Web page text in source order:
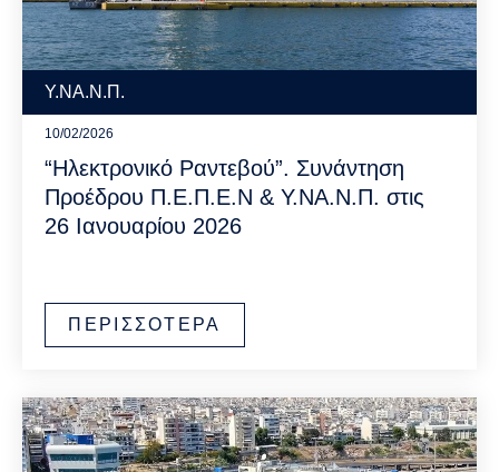
Υ.ΝΑ.Ν.Π.
10/02/2026
“Ηλεκτρονικό Ραντεβού”. Συνάντηση
Προέδρου Π.Ε.Π.Ε.Ν & Υ.ΝΑ.Ν.Π. στις
26 Ιανουαρίου 2026
ΠΕΡΙΣΣΟΤΕΡΑ